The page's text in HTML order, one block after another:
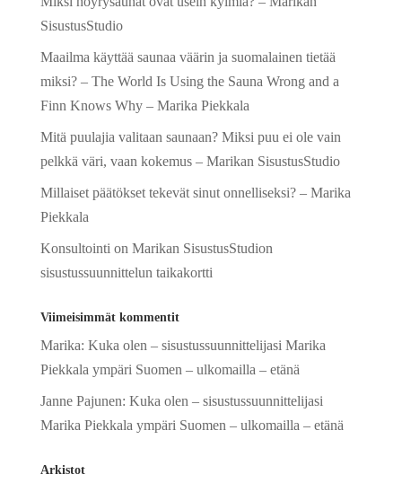
i
v
e
:
SisustusStudio
Maailma käyttää saunaa väärin ja suomalainen tietää
miksi? – The World Is Using the Sauna Wrong and a
Finn Knows Why – Marika Piekkala
Mitä puulajia valitaan saunaan? Miksi puu ei ole vain
pelkkä väri, vaan kokemus – Marikan SisustusStudio
Millaiset päätökset tekevät sinut onnelliseksi? – Marika
Piekkala
Konsultointi on Marikan SisustusStudion
sisustussuunnittelun taikakortti
Viimeisimmät kommentit
Marika: Kuka olen – sisustussuunnittelijasi Marika
Piekkala ympäri Suomen – ulkomailla – etänä
Janne Pajunen: Kuka olen – sisustussuunnittelijasi
Marika Piekkala ympäri Suomen – ulkomailla – etänä
Arkistot